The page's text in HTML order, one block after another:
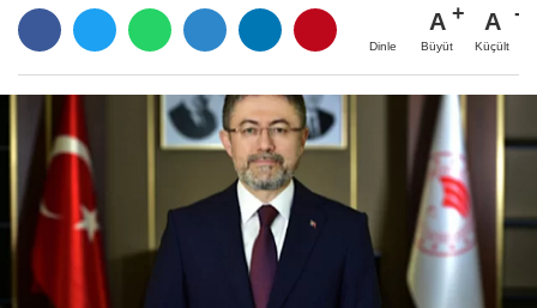
Dinle
A
Büyüt
A
Küçült